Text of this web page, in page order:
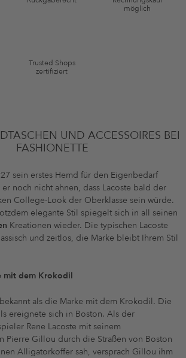
60 Tage einmalig anwendbar. Nicht gültig auf
möglich
Trusted Shops
zertifiziert
UND ACCESSOIRES BEI
FASHIONETTE
sein erstes Hemd für den Eigenbedarf
noch nicht ahnen, dass Lacoste bald der
College-Look der Oberklasse sein würde.
elegante Stil spiegelt sich in all seinen
Kreationen wieder. Die typischen Lacoste
und zeitlos, die Marke bleibt Ihrem Stil
mit dem Krokodil
als die Marke mit dem Krokodil. Die
ereignete sich in Boston. Als der
Rene Lacoste mit seinem
Pierre Gillou durch die Straßen von Boston
Alligatorkoffer sah, versprach Gillou ihm